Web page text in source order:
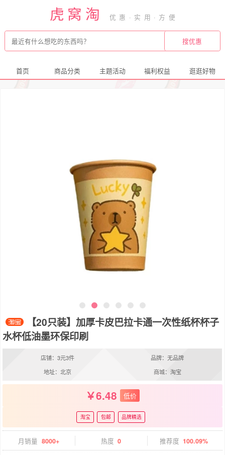
虎窝淘
首页 商品分类 主题活动 福利权益 逛逛好物
【20只装】加厚卡皮巴拉卡通一次性纸杯杯子
水杯低油墨环保印刷
店铺：3元3件
品牌：无品牌
地址：北京
商城：淘宝
6.48 低价
淘宝 包邮 品牌精选
月销量 8000+ 热度 0 推荐度 100.09%